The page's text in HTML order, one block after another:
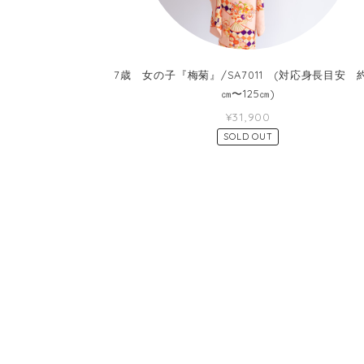
7歳 女の子『梅菊』/SA7011 (対応身長目安
㎝〜125㎝)
¥31,900
SOLD OUT